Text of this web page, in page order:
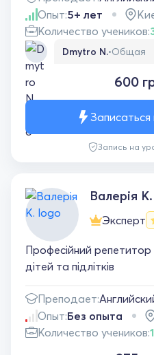
завданням мені
роботу. Щиро
неї.
Опыт:5+ лет
Количество учеников:
Dmytro N.•Общая
занурення в
слово. Урок
600
Запись на
Записаться
Валерія К.
Эксперт
Професійний репетитор
дітей та підлітків
Преподает:
Опыт:Без опыта
Количество учеников: